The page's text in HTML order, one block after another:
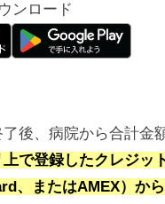
ンロード
後、病院から合計金
上で登録したクレジッ
、またはAMEX）か